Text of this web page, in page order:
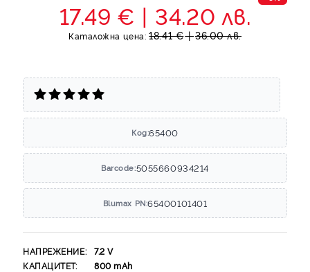
17.49 € 34.20 лв.
Каталожна цена: 18.41 € 36.00 лв.
Код:65400
Barcode:5055660934214
Blumax PN:65400101401
НАПРЕЖЕНИЕ: 7.2V
КАПАЦИТЕТ:
800mAh